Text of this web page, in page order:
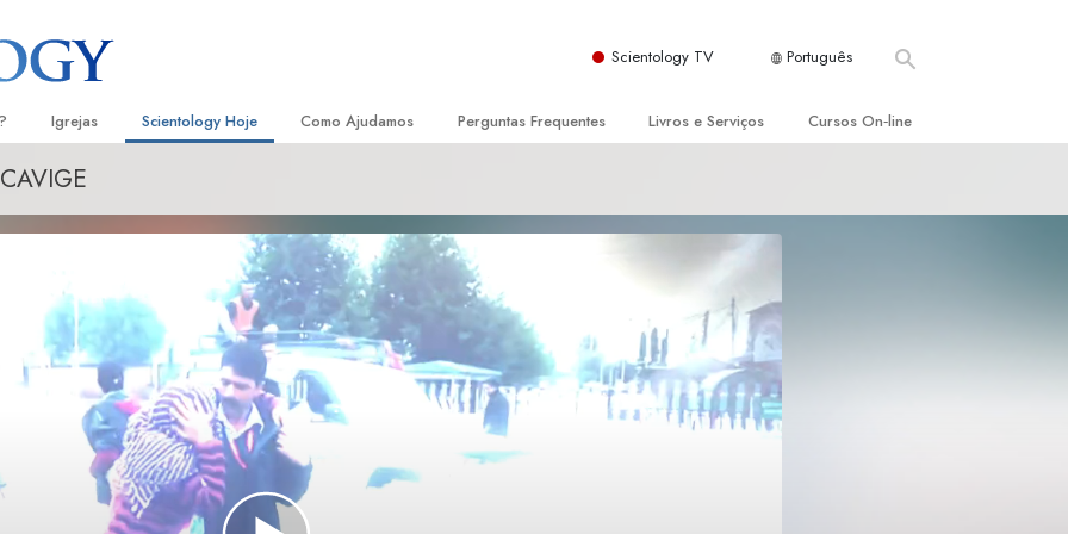
Scientology TV Português
Scientology
de Scientology
Igrejas
Localizar uma Igreja
Igrejas Ideais de Scientology
Organizações Avançadas
Base em Terra de Flag
Freewinds
A levar Scientology ao Mundo
Scientology Hoje
Eventos de Scientology
David Miscavige — Líder Eclesiástico
de Scientology
Como Ajudamos
Escolástica Aplicada
Criminon
Narconon
A Verdade sobre as Drogas
Unidos para os Direitos Humanos
Comissão dos Cidadãos para os
Direitos Humanos
Perguntas Frequentes
Dentro duma Igreja
A Organização de Scientology
Livros e Serviços
Audiolivros
Filmes Introdutórios
Serviços Introdutórios
Cursos On‑line
As Dinâmicas da Existência
Os Componentes da Compreensão
Soluções para Um Ambiente Perigoso
Ajudas para Doenças e Ferimentos
Integridade e Honestidade